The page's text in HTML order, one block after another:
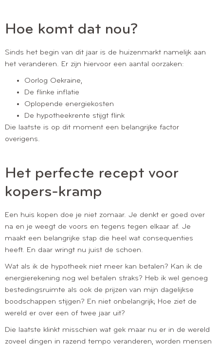
Hoe komt dat nou?
Sinds het begin van dit jaar is de huizenmarkt namelijk aan
het veranderen. Er zijn hiervoor een aantal oorzaken:
Oorlog Oekraine,
De flinke inflatie
Oplopende energiekosten
De hypotheekrente stijgt flink
Die laatste is op dit moment een belangrijke factor
overigens.
Het perfecte recept voor
kopers-kramp
Een huis kopen doe je niet zomaar. Je denkt er goed over
na en je weegt de voors en tegens tegen elkaar af. Je
maakt een belangrijke stap die heel wat consequenties
heeft. En daar wringt nu juist de schoen.
Wat als ik de hypotheek niet meer kan betalen? Kan ik de
energierekening nog wel betalen straks? Heb ik wel genoeg
bestedingsruimte als ook de prijzen van mijn dagelijkse
boodschappen stijgen? En niet onbelangrijk; Hoe ziet de
wereld er over een of twee jaar uit?
Die laatste klinkt misschien wat gek maar nu er in de wereld
zoveel dingen in razend tempo veranderen, worden mensen